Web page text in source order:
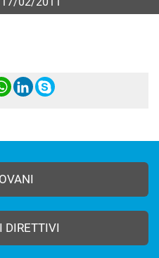
WhatsApp
LinkedIn
Skype
DIRETTIVI